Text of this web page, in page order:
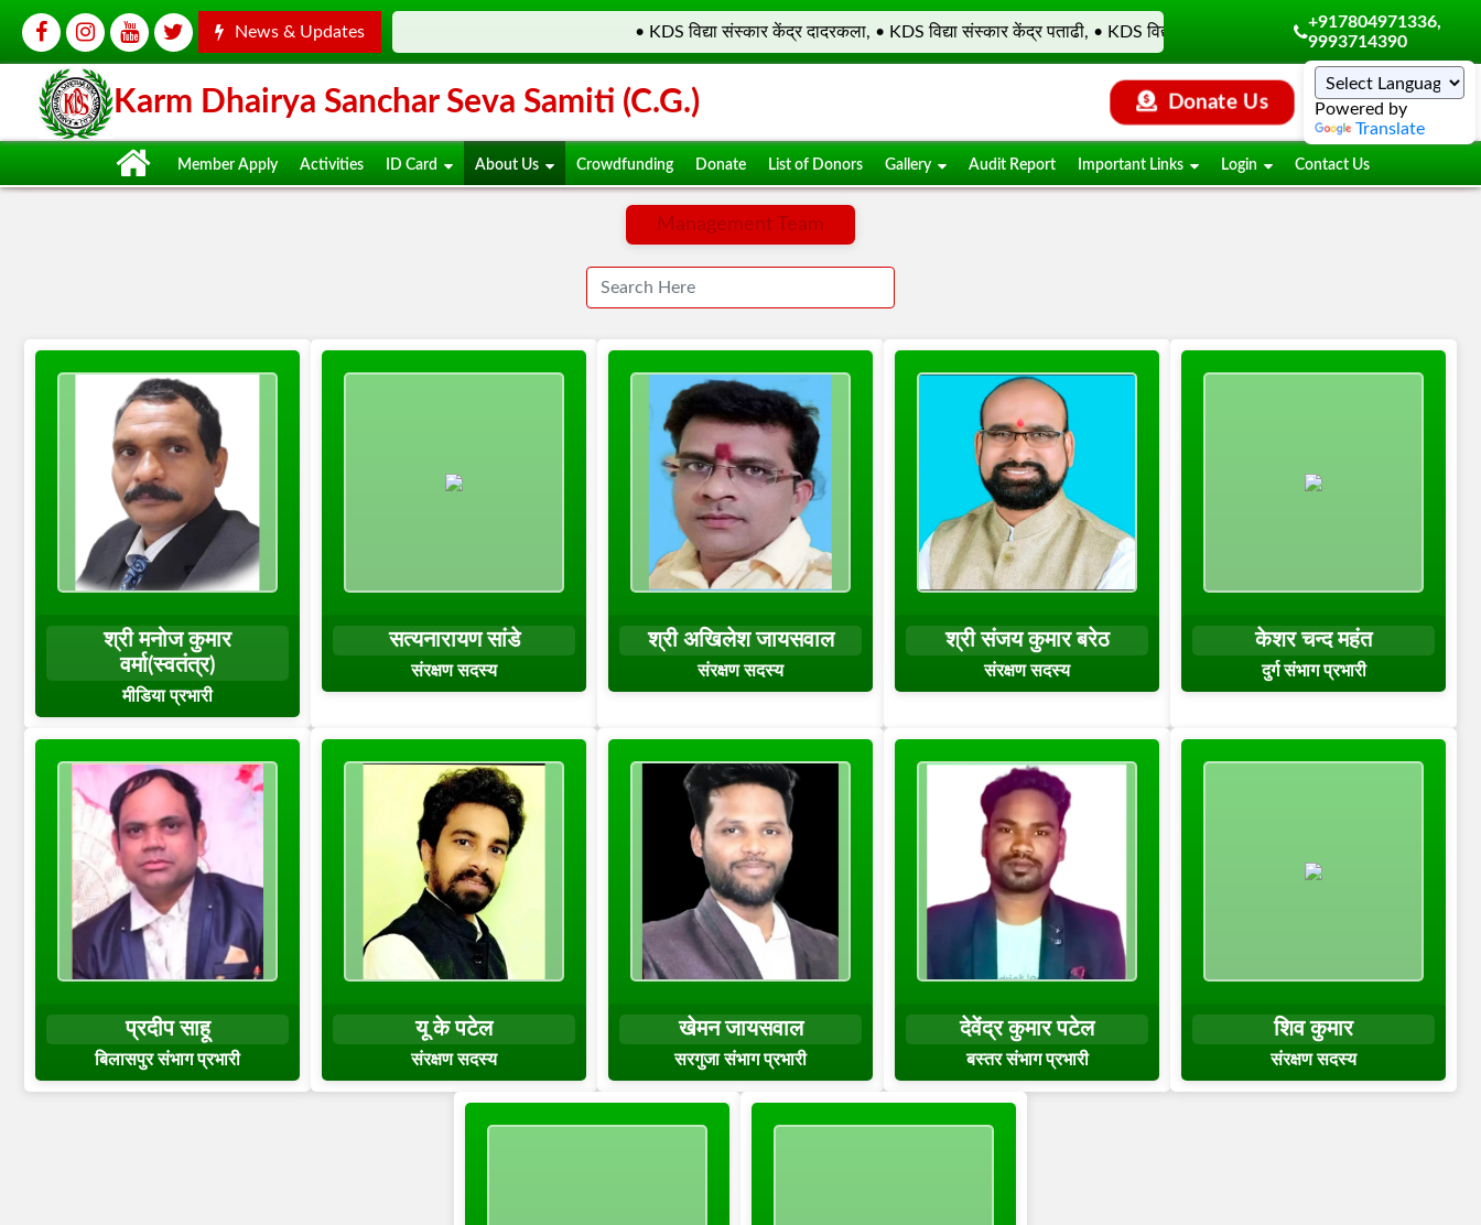
News & Updates • KDS विद्या संस्कार केंद्र दादरकला, • KDS विद्या संस्कार केंद्र पताढी, • KDS विद्या संस्कार केंद्र, • KDS विद्या संस्कार केंद्र
+917804971336,
9993714390
Karm Dhairya Sanchar Seva Samiti (C.G.) Donate Us
Powered by
Translate
Member Apply Activities ID Card About Us Crowdfunding Donate List of Donors Gallery Audit Report Important Links Login Contact Us
Management Team
श्री मनोज कुमार
वर्मा(स्वतंत्र)
मीडिया प्रभारी
सत्यनारायण सांडे
संरक्षण सदस्य
श्री अखिलेश जायसवाल
संरक्षण सदस्य
श्री संजय कुमार बरेठ
संरक्षण सदस्य
केशर चन्द महंत
दुर्ग संभाग प्रभारी
प्रदीप साहू
बिलासपुर संभाग प्रभारी
यू के पटेल
संरक्षण सदस्य
खेमन जायसवाल
सरगुजा संभाग प्रभारी
देवेंद्र कुमार पटेल
बस्तर संभाग प्रभारी
शिव कुमार
संरक्षण सदस्य